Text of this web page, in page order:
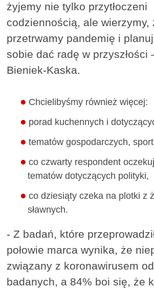
żyjemy nie tylko przytłoczeni
codziennością, ale wierzymy,
przetrwamy pandemię i
sobie dać radę w przyszłości
Bieniek-Kaska.
Chcielibyśmy również więcej:
porad kuchennych i
tematów gospodarczych,
co czwarty respondent
tematów dotyczących polityki,
co dziesiąty czeka na plotki z
sławnych.
- Z badań, które
połowie marca wynika, że
związany z koronawirusem
badanych, a 84% boi się, że